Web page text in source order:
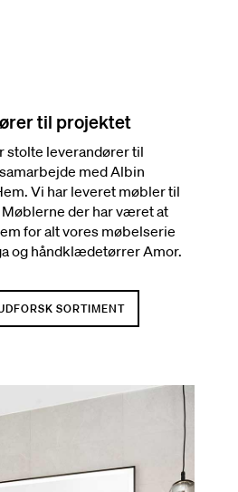
til projektet
stolte leverandører til
med Albin
Vi har leveret møbler til
der har været at
for alt vores møbelserie
og håndklædetørrer Amor.
SORTIMENT